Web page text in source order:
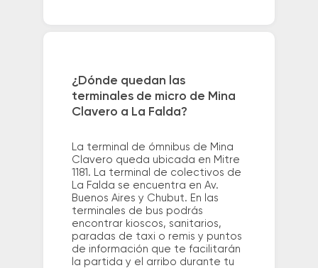
¿Dónde quedan las
terminales de micro de Mina
Clavero a La Falda?
La terminal de ómnibus de Mina
Clavero queda ubicada en Mitre
1181. La terminal de colectivos de
La Falda se encuentra en Av.
Buenos Aires y Chubut. En las
terminales de bus podrás
encontrar kioscos, sanitarios,
paradas de taxi o remis y puntos
de información que te facilitarán
la partida y el arribo durante tu